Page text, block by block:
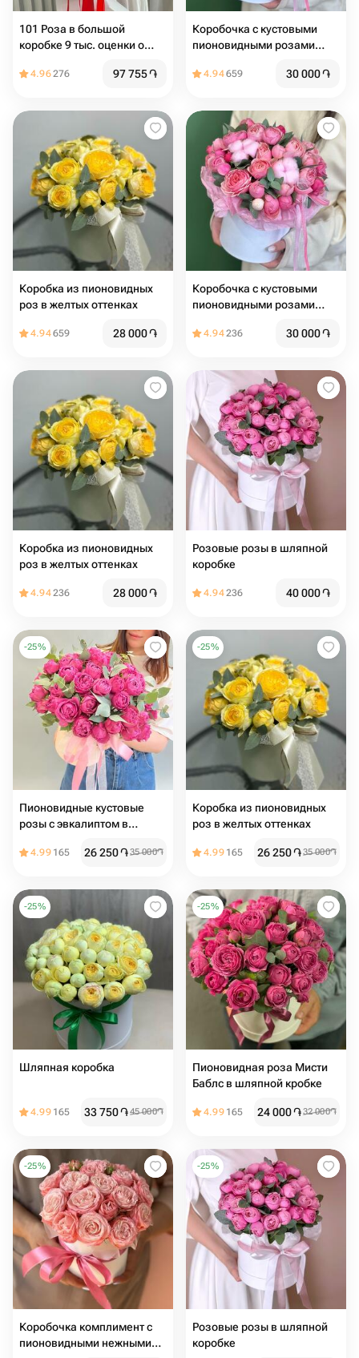
101 Роза в большой
коробке 9 тыс. оценки о
4.96276 97 755֏
Коробочка с кустовыми
пионовидными розами
4.94659 30 000֏
Коробка из пионовидных
роз в желтых оттенках
4.94659 28 000֏
Коробочка с кустовыми
пионовидными розами
4.94236 30 000֏
Коробка из пионовидных
роз в желтых оттенках
4.94236 28 000֏
Розовые розы в шляпной
коробке
4.94236 40 000֏
-25%
Пионовидные кустовые
розы с эвкалиптом в
4.99 165 26 250֏35 000֏
-25%
Коробка из пионовидных
роз в желтых оттенках
4.99 165 26 250֏35 000֏
-25%
Шляпная коробка
4.99 165 33 750֏45 000֏
-25%
Пионовидная роза Мисти
Баблс в шляпной кробке
4.99 165 24 000֏32 000֏
-25%
Коробочка комплимент с
пионовидными нежными
-25%
Розовые розы в шляпной
коробке